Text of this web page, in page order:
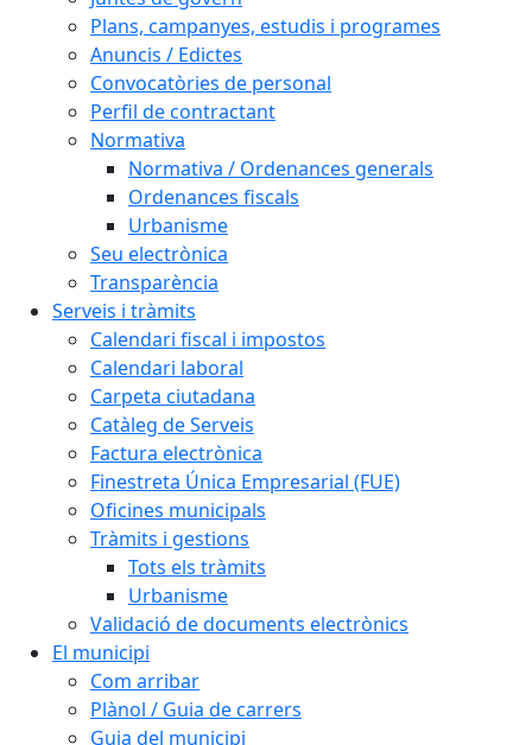
Plans, campanyes, estudis i programes
Anuncis / Edictes
Convocatòries de personal
Perfil de contractant
Normativa
Normativa / Ordenances generals
Ordenances fiscals
Urbanisme
Seu electrònica
Transparència
Serveis i tràmits
Calendari fiscal i impostos
Calendari laboral
Carpeta ciutadana
Catàleg de Serveis
Factura electrònica
Finestreta Única Empresarial (FUE)
Oficines municipals
Tràmits i gestions
Tots els tràmits
Urbanisme
Validació de documents electrònics
El municipi
Com arribar
Plànol / Guia de carrers
Guia del municipi